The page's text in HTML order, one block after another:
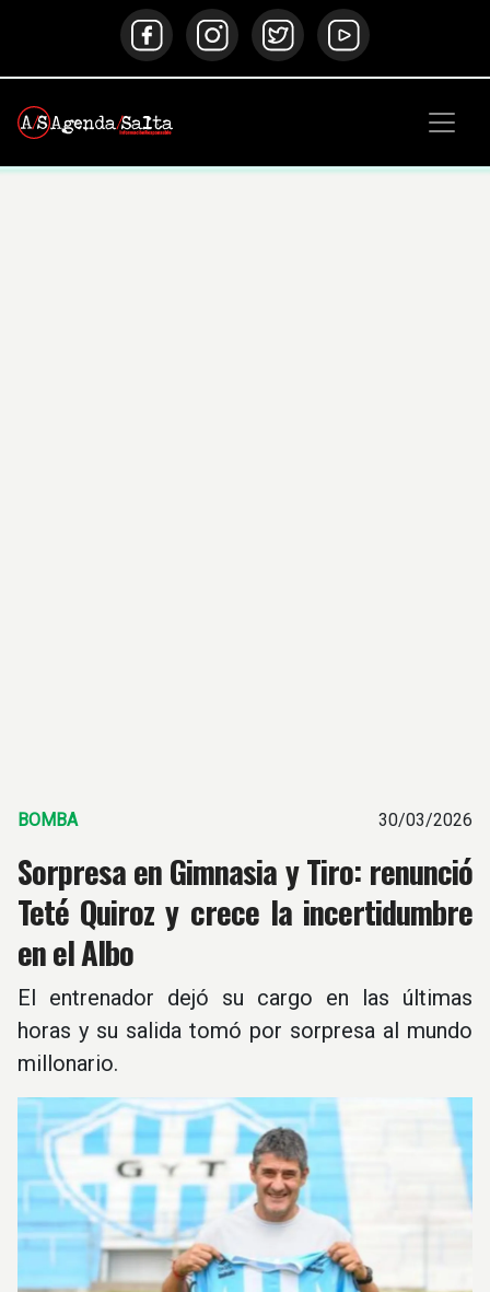
BOMBA 30/03/2026
Sorpresa en Gimnasia y Tiro: renunció
Teté Quiroz y crece la incertidumbre
en el Albo
El entrenador dejó su cargo en las últimas
horas y su salida tomó por sorpresa al mundo
millonario.